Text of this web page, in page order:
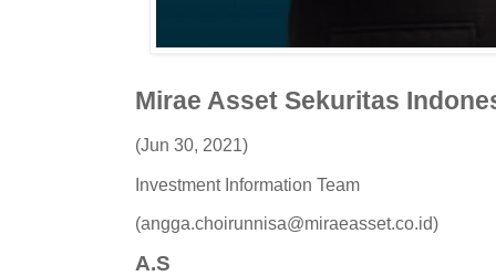
Mirae Asset Sekuritas
(Jun 30, 2021)
Investment Information Team
(angga.choirunnisa@miraeasset.co.id)
A.S